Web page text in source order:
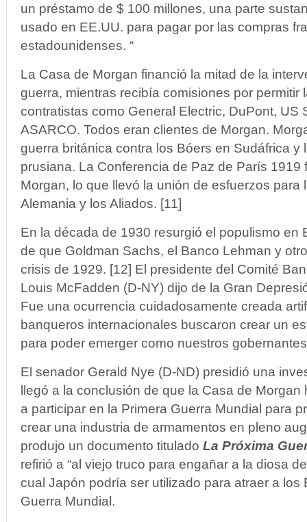
un préstamo de $ 100 millones, una parte
usado en EE.UU. para pagar por las compras
estadounidenses. “
La Casa de Morgan financió la mitad de la
guerra, mientras recibía comisiones por permitir
contratistas como General Electric, DuPont, US
ASARCO. Todos eran clientes de Morgan.
guerra británica contra los Bóers en Sudáfrica y
prusiana. La Conferencia de Paz de París 1919
Morgan, lo que llevó la unión de esfuerzos para
Alemania y los Aliados. [11]
En la década de 1930 resurgió el populismo en
de que Goldman Sachs, el Banco Lehman y
crisis de 1929. [12] El presidente del Comité
Louis McFadden (D-NY) dijo de la Gran
Fue una ocurrencia cuidadosamente creada
banqueros internacionales buscaron crear un
para poder emerger como nuestros
El senador Gerald Nye (D-ND) presidió una
llegó a la conclusión de que la Casa de
a participar en la Primera Guerra Mundial para
crear una industria de armamentos en pleno
produjo un documento titulado La Próxima
refirió a “al viejo truco para engañar a la diosa
cual Japón podría ser utilizado para atraer a los
Guerra Mundial.